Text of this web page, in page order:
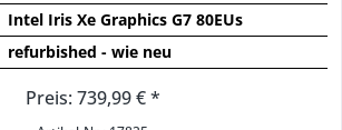
Intel Iris Xe Graphics G7 80EUs
refurbished - wie neu
Preis: 739,99 € *